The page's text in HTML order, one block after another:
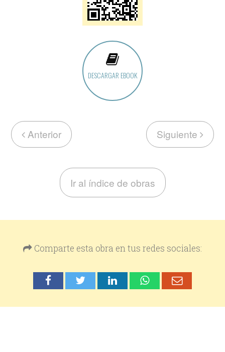
DESCARGAR EBOOK
Anterior Siguiente
Ir al índice de obras
Comparte esta obra en tus redes sociales: